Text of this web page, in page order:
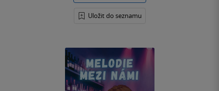
Uložit do seznamu